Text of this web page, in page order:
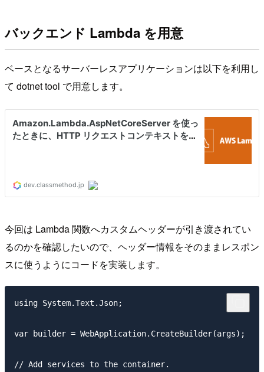
バックエンド Lambda を用意
ベースとなるサーバーレスアプリケーションは以下を利用し
て dotnet tool で用意します。
今回は Lambda 関数へカスタムヘッダーが引き渡されてい
るのかを確認したいので、ヘッダー情報をそのままレスポン
スに使うようにコードを実装します。
using System.Text.Json;
var builder = WebApplication.CreateBuilder(args);
// Add services to the container.